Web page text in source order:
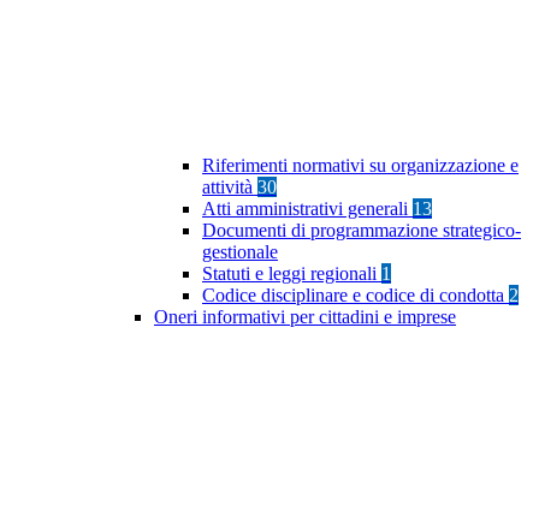
Riferimenti normativi su organizzazione e
attività 30
Atti amministrativi generali 13
Documenti di programmazione strategico-
gestionale
Statuti e leggi regionali 1
Codice disciplinare e codice di condotta 2
Oneri informativi per cittadini e imprese